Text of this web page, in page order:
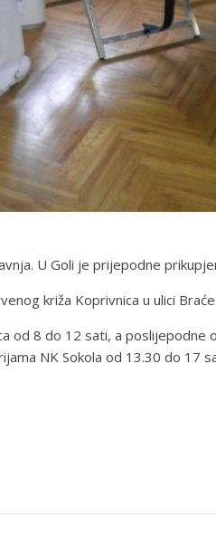
U Goli je prijepodne
križa Koprivnica u ulici
8 do 12 sati, a poslijepodne
NK Sokola od 13.30 do 17